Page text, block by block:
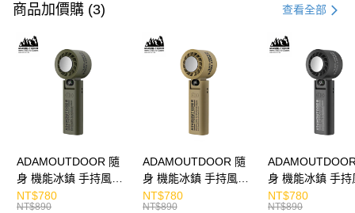
信用卡一次付款
LINE Pay
Apple Pay
運送方式
商品加價購 (3) 查看全部
ADAMOUTDOOR 隨
身 機能冰鎮 手持風扇
掛繩
NT$780
NT$890
ADAMOUTDOOR 隨
身 機能冰鎮 手持風扇
掛繩
NT$780
NT$890
身 機能冰鎮 手持
掛繩
NT$780
NT$890